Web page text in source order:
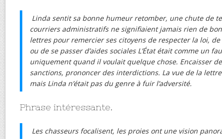
Linda sentit sa bonne humeur retomber, une chute de
courriers administratifs ne signifiaient jamais rien de bon.
lettres pour remercier ses citoyens de respecter la loi,
ou de se passer d’aides sociales L’État était comme un
uniquement quand il voulait quelque chose. Encaisser
sanctions, prononcer des interdictions. La vue de la
mais Linda n’était pas du genre à fuir l’adversité.
Phrase intéressante.
Les chasseurs focalisent, les proies ont une vision